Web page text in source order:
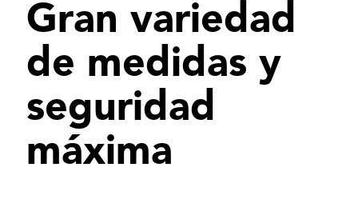
Gran variedad
de medidas y
seguridad
máxima